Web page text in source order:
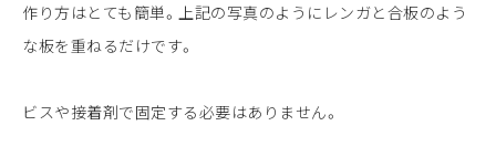
作り方はとても簡単。上記の写真のようにレンガと合板のよう
な板を重ねるだけです。
ビスや接着剤で固定する必要はありません。